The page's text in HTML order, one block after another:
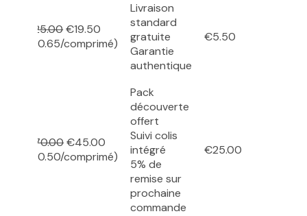
€25.00€19.50
(€0.65/comprimé)
Livraison
standard
gratuite
Garantie
authentique
€5.50
€70.00€45.00
(€0.50/comprimé)
Pack
découverte
offert
Suivi colis
intégré
5% de
remise sur
prochaine
commande
€25.00